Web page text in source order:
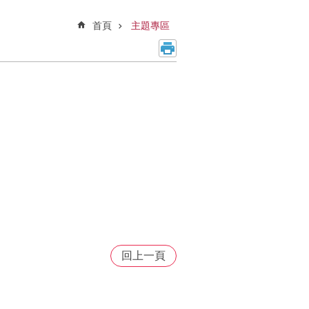
首頁 主題專區
回上一頁